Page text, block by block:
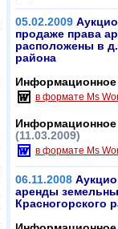
05.02.2009
продаже права
расположены в
района
в формате Ms
Информационное
(11.03.2009)
в формате Ms
06.11.2008
аренды
Красногорского